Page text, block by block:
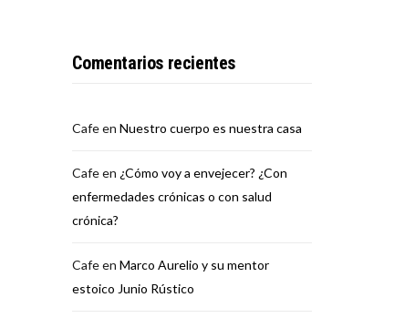
Comentarios recientes
CafeenNuestro cuerpo es nuestra casa
Cafeen ¿Cómo voy a envejecer? ¿Con
enfermedades crónicas o con salud
crónica?
CafeenMarco Aurelio y su mentor
estoico Junio Rústico